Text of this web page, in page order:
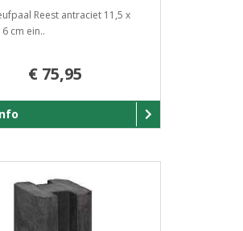
Reest antraciet 11,5 x
cm ein..
€ 75,95